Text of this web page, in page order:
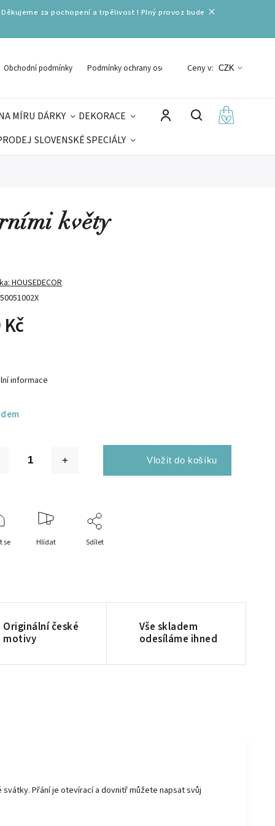
za pochopení a trpělivost ! Plný provoz bude
Obchodní podmínky Podmínky ochrany osobních údajů
Ceny v: CZK
MÍRU DÁRKY
DEKORACE
SLOVENSKÉ SPECIÁLY
květy
50051002X
HOUSEDECOR
informace
se Hlídat Sdílet
Originální české
motivy
Vše skladem
odesíláme ihned
Přání je otevírací a dovnitř můžete napsat svůj